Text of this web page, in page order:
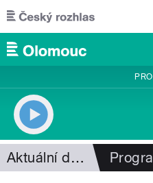
Přejít k hlavnímu obsahu
Aktuální dění